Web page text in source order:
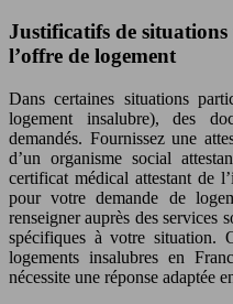
Justificatifs de
l’offre de logement
Dans certaines situations
logement insalubre), des
demandés. Fournissez une
d’un organisme social
certificat médical attestant de
pour votre demande de
renseigner auprès des services
spécifiques à votre situation.
logements insalubres en
nécessite une réponse adaptée